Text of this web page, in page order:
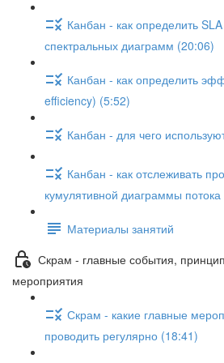
Канбан - как определить
спектральных диаграмм (20:06)
Канбан - как определить
efficiency) (5:52)
Канбан - для чего
Канбан - как отслеживать
кумулятивной диаграммы
Материалы занятий
Скрам - главные события,
мероприятия
Скрам - какие главные
проводить регулярно (18:41)